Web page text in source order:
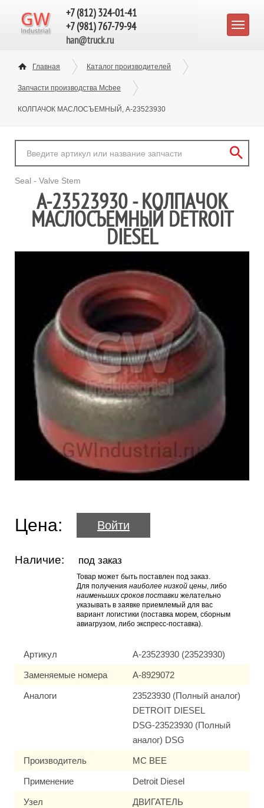
+7 (812) 324-01-41
+7 (981) 767-79-94
han@truck.ru
Главная Каталог производителей
Запчасти производства Mcbee
КОЛПАЧОК МАСЛОСЪЕМНЫЙ, A-23523930
Seal - Valve Stem
A-23523930 - КОЛПАЧОК
МАСЛОСЪЕМНЫЙ DETROIT
DIESEL
Цена: Войти
Наличие: под заказ
Товар может быть поставлен под заказ.
Для получения наиболее низкой цены , либо
наименьших сроков поставки желательно
указывать в заявке приемлемый для вас
вариант логистики (поставка морем, сборным
авиагрузом, либо экспресс-поставка).
Артикул A-23523930 (23523930)
Заменяемые номера A-8929072
Аналоги
23523930 (Полный аналог)
DETROIT DIESEL
DSG-23523930 (Полный
аналог) DSG
Производитель MC BEE
Применение Detroit Diesel
Узел ДВИГАТЕЛЬ